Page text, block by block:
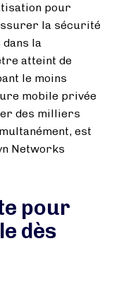
pour
la sécurité
dans la
atteint de
le moins
mobile privée
des milliers
est
Networks
pour
dès